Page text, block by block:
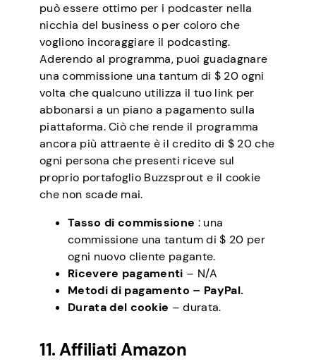
può essere ottimo per i podcaster nella
nicchia del business o per coloro che
vogliono incoraggiare il podcasting.
Aderendo al programma, puoi guadagnare
una commissione una tantum di $ 20 ogni
volta che qualcuno utilizza il tuo link per
abbonarsi a un piano a pagamento sulla
piattaforma. Ciò che rende il programma
ancora più attraente è il credito di $ 20 che
ogni persona che presenti riceve sul
proprio portafoglio Buzzsprout e il cookie
che non scade mai.
Tasso di commissione : una
commissione una tantum di $ 20 per
ogni nuovo cliente pagante.
Ricevere pagamenti – N/A
Metodi di pagamento – PayPal.
Durata del cookie – durata.
11. Affiliati Amazon